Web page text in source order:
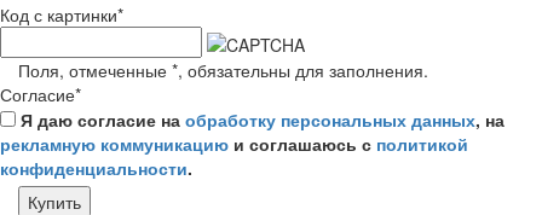
Код с картинки*
Поля, отмеченные *, обязательны для заполнения.
Согласие*
Я даю согласие на обработку персональных данных, на
рекламную коммуникацию и соглашаюсь с политикой
конфиденциальности.
Купить